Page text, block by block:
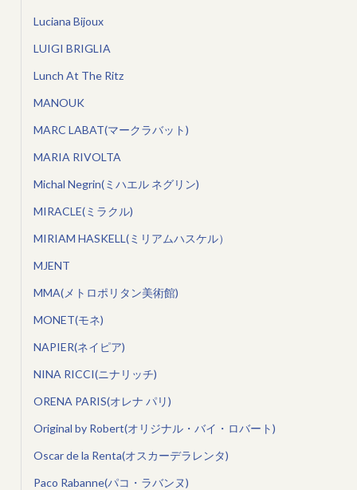
Luciana Bijoux
LUIGI BRIGLIA
Lunch At The Ritz
MANOUK
MARC LABAT(マークラバット)
MARIA RIVOLTA
Michal Negrin(ミハエル ネグリン)
MIRACLE(ミラクル)
MIRIAM HASKELL(ミリアムハスケル）
MJENT
MMA(メトロポリタン美術館)
MONET(モネ)
NAPIER(ネイピア)
NINA RICCI(ニナリッチ)
ORENA PARIS(オレナ パリ)
Original by Robert(オリジナル・バイ・ロバート)
Oscar de la Renta(オスカーデラレンタ)
Paco Rabanne(パコ・ラバンヌ)